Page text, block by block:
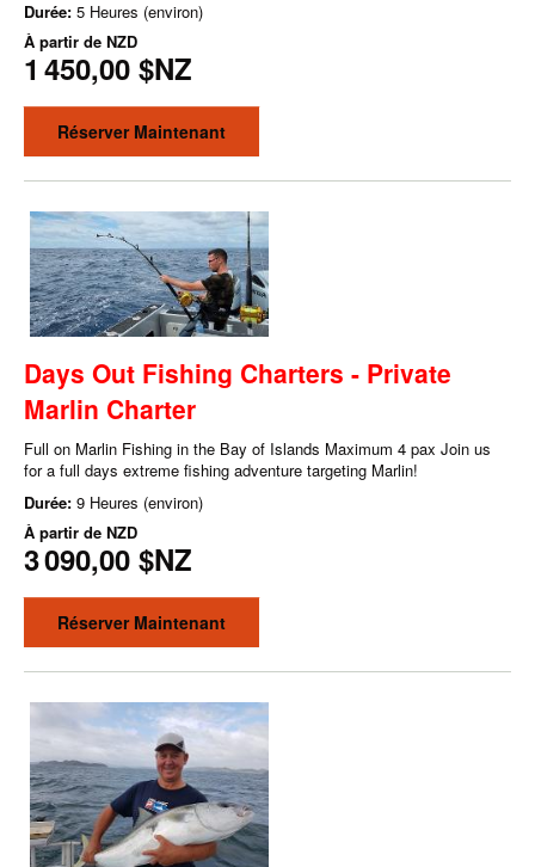
Durée: 5 Heures (environ)
À partir de NZD
1 450,00 $NZ
Réserver Maintenant
Days Out Fishing Charters - Private
Marlin Charter
Full on Marlin Fishing in the Bay of Islands Maximum 4 pax Join us
for a full days extreme fishing adventure targeting Marlin!
Durée: 9 Heures (environ)
À partir de NZD
3 090,00 $NZ
Réserver Maintenant